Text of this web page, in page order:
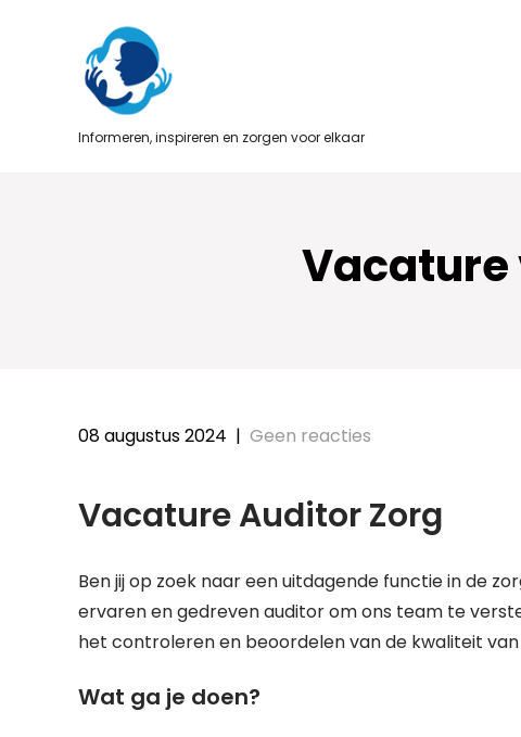
Informeren, inspireren en zorgen voor elkaar
Vacature
08 augustus 2024 | Geen reacties
Vacature Auditor Zorg
Ben jij op zoek naar een uitdagende functie in de
ervaren en gedreven auditor om ons team te
het controleren en beoordelen van de kwaliteit
Wat ga je doen?